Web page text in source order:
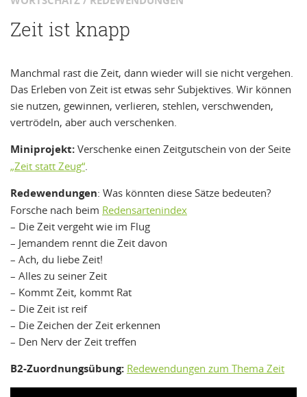
Zeit ist knapp
Manchmal rast die Zeit, dann wieder will sie nicht vergehen.
Das Erleben von Zeit ist etwas sehr Subjektives. Wir können
sie nutzen, gewinnen, verlieren, stehlen, verschwenden,
vertrödeln, aber auch verschenken.
Miniprojekt: Verschenke einen Zeitgutschein von der Seite
„Zeit statt Zeug“.
Redewendungen: Was könnten diese Sätze bedeuten?
Forsche nach beim Redensartenindex
– Die Zeit vergeht wie im Flug
– Jemandem rennt die Zeit davon
– Ach, du liebe Zeit!
– Alles zu seiner Zeit
– Kommt Zeit, kommt Rat
– Die Zeit ist reif
– Die Zeichen der Zeit erkennen
– Den Nerv der Zeit treffen
B2-Zuordnungsübung: Redewendungen zum Thema Zeit